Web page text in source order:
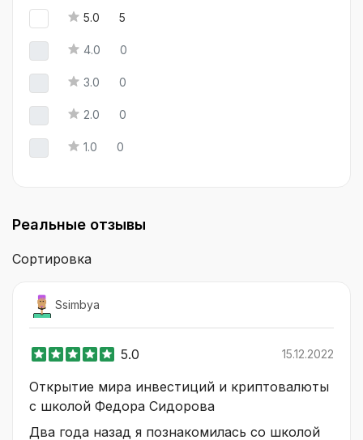
5.0 5
4.0 0
3.0 0
2.0 0
1.0 0
Реальные отзывы
Сортировка
Ssimbya
5.0 15.12.2022
Открытие мира инвестиций и криптовалюты
с школой Федора Сидорова
Два года назад я познакомилась со школой